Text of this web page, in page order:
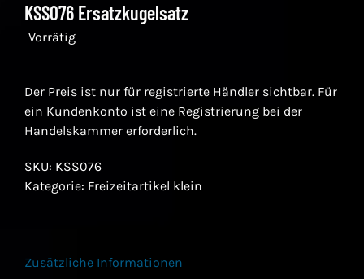
KSS076 Ersatzkugelsatz
Vorrätig
Der Preis ist nur für registrierte Händler sichtbar. Für
ein Kundenkonto ist eine Registrierung bei der
Handelskammer erforderlich.
SKU: KSS076
Kategorie: Freizeitartikel klein
Zusätzliche Informationen